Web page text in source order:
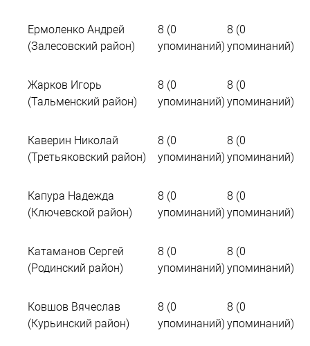
Ермоленко Андрей
(Залесовский район)
8 (0
упоминаний)
8 (0
упоминаний)
Жарков Игорь
(Тальменский район)
8 (0
упоминаний)
8 (0
упоминаний)
Каверин Николай
(Третьяковский район)
8 (0
упоминаний)
8 (0
упоминаний)
Капура Надежда
(Ключевской район)
8 (0
упоминаний)
8 (0
упоминаний)
Катаманов Сергей
(Родинский район)
8 (0
упоминаний)
8 (0
упоминаний)
Ковшов Вячеслав
(Курьинский район)
8 (0
упоминаний)
8 (0
упоминаний)